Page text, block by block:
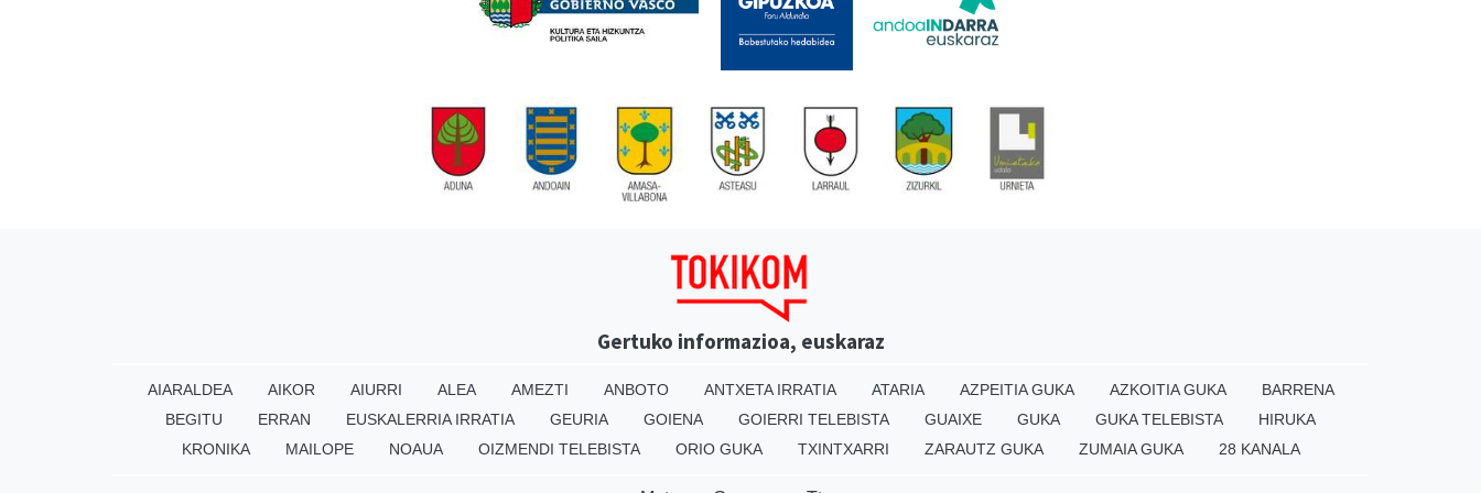
Gertuko informazioa, euskaraz
AIARALDEA AIKOR AIURRI ALEA AMEZTI ANBOTO ANTXETA IRRATIA ATARIA AZPEITIA GUKA AZKOITIA GUKA
BARRENA
BEGITU
ERRAN EUSKALERRIA IRRATIA GEURIA GOIENA GOIERRI TELEBISTA GUAIXE GUKA GUKA TELEBISTA
HIRUKA
KRONIKA
MAILOPE NOAUA OIZMENDI TELEBISTA ORIO GUKA TXINTXARRI ZARAUTZ GUKA ZUMAIA GUKA 28 KANALA